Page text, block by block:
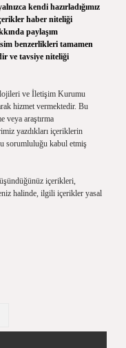
kendi hazırladığımız
haber niteliği
paylaşım
benzerlikleri tamamen
ve tavsiye niteliği
ve İletişim Kurumu
hizmet vermektedir. Bu
veya araştırma
yazdıkları içeriklerin
sorumluluğu kabul etmiş
içerikleri,
halinde, ilgili içerikler yasal